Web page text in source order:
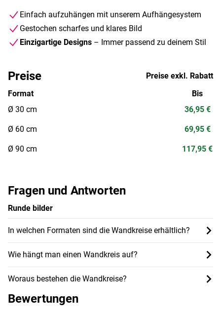
Einfach aufzuhängen mit unserem Aufhängesystem
Gestochen scharfes und klares Bild
Einzigartige Designs – Immer passend zu deinem Stil
Fragen und Antworten
Runde bilder
In welchen Formaten sind die Wandkreise erhältlich?
Wie hängt man einen Wandkreis auf?
Woraus bestehen die Wandkreise?
Preise
Preise exkl. Rabatt
Format
Ø 30 cm
Ø 60 cm
Ø 90 cm
Bis
36,95 €
69,95 €
117,95 €
Bewertungen